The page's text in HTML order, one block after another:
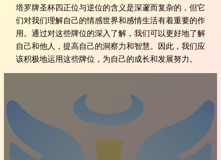
塔罗牌圣杯四正位与逆位的含义是深邃而复杂的，但它
们对我们理解自己的情感世界和感情生活有着重要的作
用。通过对这些牌位的深入了解，我们可以更好地了解
自己和他人，提高自己的洞察力和智慧。因此，我们应
该积极地运用这些牌位，为自己的成长和发展努力。